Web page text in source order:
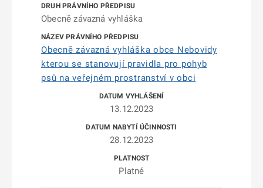
Obecně závazná vyhláška
Obecně závazná vyhláška obce Nebovidy
kterou se stanovují pravidla pro pohyb
psů na veřejném prostranství v obci
13.12.2023
28.12.2023
Platné